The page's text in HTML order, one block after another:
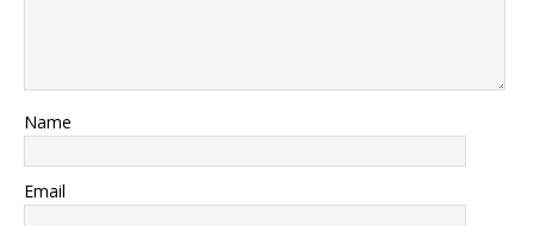
Name
Email